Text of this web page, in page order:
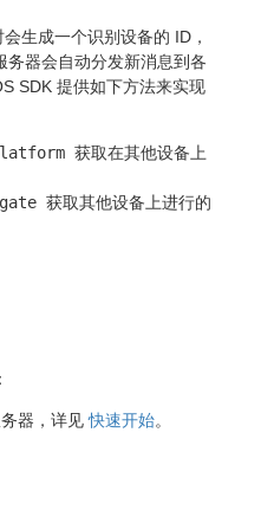
生成一个识别设备的 ID，
务器会自动分发新消息到各
SDK 提供如下方法来实现
获取在其他设备上
获取其他设备上进行的
务器，详见快速开始。